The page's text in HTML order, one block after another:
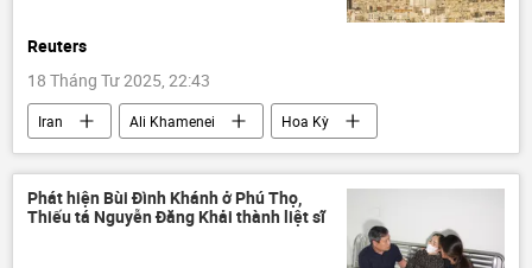
Reuters
18 Tháng Tư 2025, 22:43
Iran Ali Khamenei
Hoa Kỳ
Washington
Donald Trump
IAEA
Vấn đề hạt nhân Iran
Thế giới
thông tin
phương Tây
Phát hiện Bùi Đình Khánh ở Phú Thọ,
Thiếu tá Nguyễn Đăng Khải thành liệt sĩ